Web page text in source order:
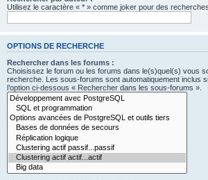
Utilisez le caractère « * » comme joker pour des
OPTIONS DE RECHERCHE
Rechercher dans les forums :
Choisissez le forum ou les forums dans le(s)quel(s) vous
recherche. Les sous-forums sont automatiquement inclus
l’option ci-dessous « Rechercher dans les sous-forums ».